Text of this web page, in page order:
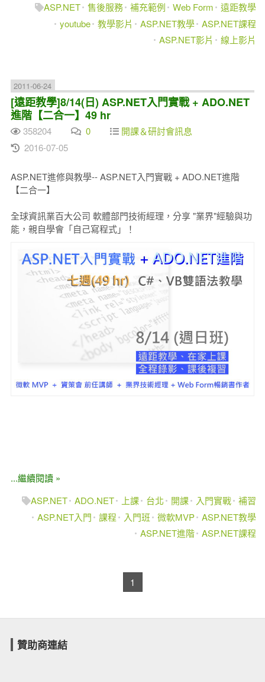
ASP.NET 售後服務 補充範例 Web Form
遠距教學
youtube 教學影片 ASP.NET教學 ASP.NET課程
ASP.NET影片
線上影片
2011-06-24
[遠距教學]8/14(日) ASP.NET入門實戰 + ADO.NET
進階【二合一】49 hr
358204 0
開課＆研討會訊息
2016-07-05
ASP.NET進修與教學-- ASP.NET入門實戰 + ADO.NET進階
【二合一】
全球資訊業百大公司 軟體部門技術經理，分享 "業界"經驗與功
能，親自學會「自己寫程式」！
...繼續閱讀 »
ASP.NET ADO.NET 上課 台北 開課 入門實戰 補習
ASP.NET入門
課程 入門班 微軟MVP ASP.NET教學
ASP.NET進階 ASP.NET課程
1
贊助商連結